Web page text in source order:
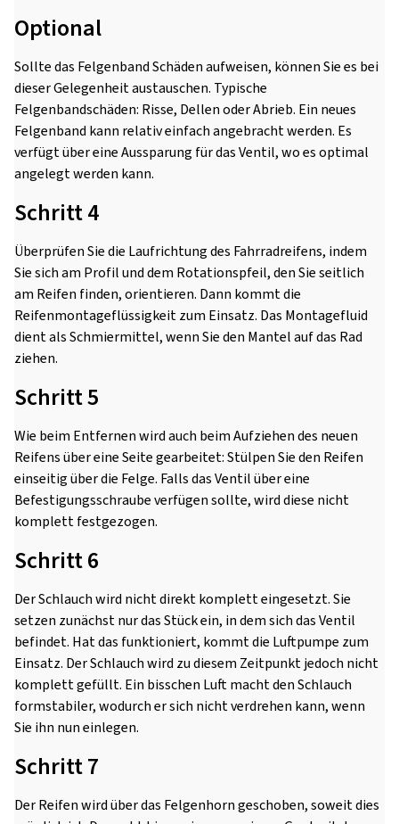
Optional
Sollte das Felgenband Schäden aufweisen, können Sie es bei
dieser Gelegenheit austauschen. Typische
Felgenbandschäden: Risse, Dellen oder Abrieb. Ein neues
Felgenband kann relativ einfach angebracht werden. Es
verfügt über eine Aussparung für das Ventil, wo es optimal
angelegt werden kann.
Schritt 4
Überprüfen Sie die Laufrichtung des Fahrradreifens, indem
Sie sich am Profil und dem Rotationspfeil, den Sie seitlich
am Reifen finden, orientieren. Dann kommt die
Reifenmontageflüssigkeit zum Einsatz. Das Montagefluid
dient als Schmiermittel, wenn Sie den Mantel auf das Rad
ziehen.
Schritt 5
Wie beim Entfernen wird auch beim Aufziehen des neuen
Reifens über eine Seite gearbeitet: Stülpen Sie den Reifen
einseitig über die Felge. Falls das Ventil über eine
Befestigungsschraube verfügen sollte, wird diese nicht
komplett festgezogen.
Schritt 6
Der Schlauch wird nicht direkt komplett eingesetzt. Sie
setzen zunächst nur das Stück ein, in dem sich das Ventil
befindet. Hat das funktioniert, kommt die Luftpumpe zum
Einsatz. Der Schlauch wird zu diesem Zeitpunkt jedoch nicht
komplett gefüllt. Ein bisschen Luft macht den Schlauch
formstabiler, wodurch er sich nicht verdrehen kann, wenn
Sie ihn nun einlegen.
Schritt 7
Der Reifen wird über das Felgenhorn geschoben, soweit dies